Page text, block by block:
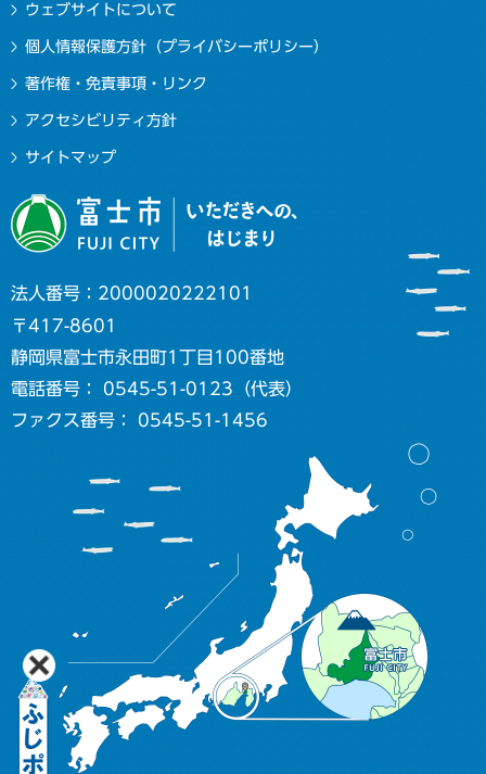
ウェブサイトについて
個人情報保護方針（プライバシーポリシー）
著作権・免責事項・リンク
アクセシビリティ方針
サイトマップ
法人番号：2000020222101
〒417-8601
静岡県富士市永田町1丁目100番地
電話番号： 0545-51-0123（代表）
ファクス番号： 0545-51-1456